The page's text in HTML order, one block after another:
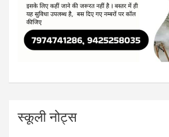
स्कूली नोट्स